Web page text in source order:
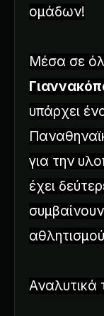
ομάδων!
Μέσα σε
υπάρχει
για την
έχει